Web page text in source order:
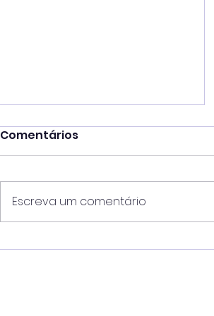
Mateus Silva unifica
Comentários
Escreva um comentário